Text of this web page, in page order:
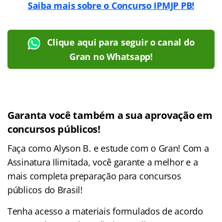
Saiba mais sobre o Concurso IPMJP PB!
Clique aqui para seguir o canal do
Gran no Whatsapp!
Garanta você também a sua aprovação em
concursos públicos!
Faça como Alyson B. e estude com o Gran! Com a
Assinatura Ilimitada, você garante a melhor e a
mais completa preparação para concursos
públicos do Brasil!
Tenha acesso a materiais formulados de acordo